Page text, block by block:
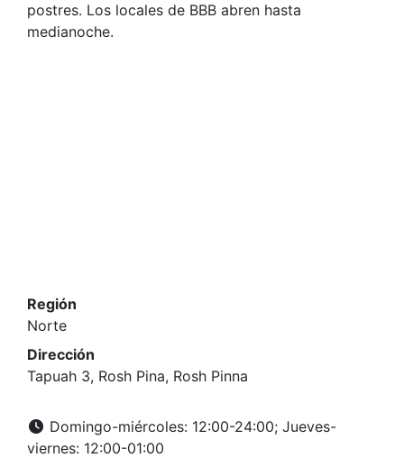
postres. Los locales de BBB abren hasta
medianoche.
Región
Norte
Dirección
Tapuah 3, Rosh Pina, Rosh Pinna
Domingo-miércoles: 12:00-24:00; Jueves-
viernes: 12:00-01:00